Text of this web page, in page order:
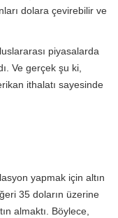
dolara çevirebilir ve
piyasalarda
Ve gerçek şu ki,
ithalatı sayesinde
yapmak için altın
35 doların üzerine
almaktı. Böylece,